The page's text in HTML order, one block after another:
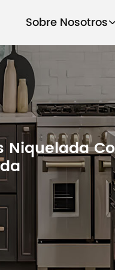
Sobre Nosotros
Niquelada